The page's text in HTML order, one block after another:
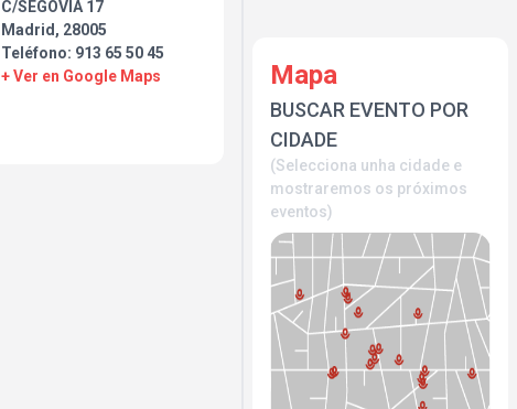
C/SEGOVIA 17
Madrid, 28005
Teléfono: 913 65 50 45
+ Ver en Google Maps
Mapa
BUSCAR EVENTO POR
CIDADE
(Selecciona unha cidade e
mostraremos os próximos
eventos)